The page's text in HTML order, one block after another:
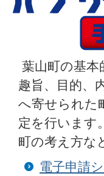
葉山町の基
趣旨、目的、
へ寄せられた
定を行います
町の考え方な
電子申請